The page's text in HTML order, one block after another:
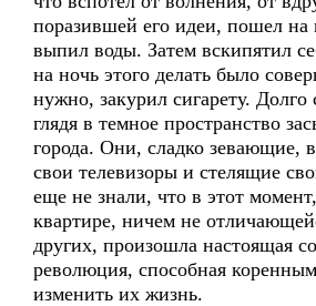
поразившей его идеи, пошел
выпил воды. Затем вскипятил
на ночь этого делать было
нужно, закурил сигарету. Долго
глядя в темное пространство
города. Они, сладко зевающие,
свои телевизоры и стелящие
еще не знали, что в этот
квартире, ничем не
других, произошла настоящая
революция, способная
изменить их жизнь.